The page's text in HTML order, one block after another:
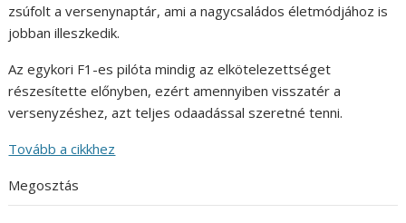
zsúfolt a versenynaptár, ami a nagycsaládos életmódjához is
jobban illeszkedik.
Az egykori F1-es pilóta mindig az elkötelezettséget
részesítette előnyben, ezért amennyiben visszatér a
versenyzéshez, azt teljes odaadással szeretné tenni.
Tovább a cikkhez
Megosztás